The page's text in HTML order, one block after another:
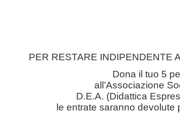
PER RESTARE INDIPENDENTE
Dona il tuo 5
all’Associazione
D.E.A. (Didattica
le entrate saranno devolute